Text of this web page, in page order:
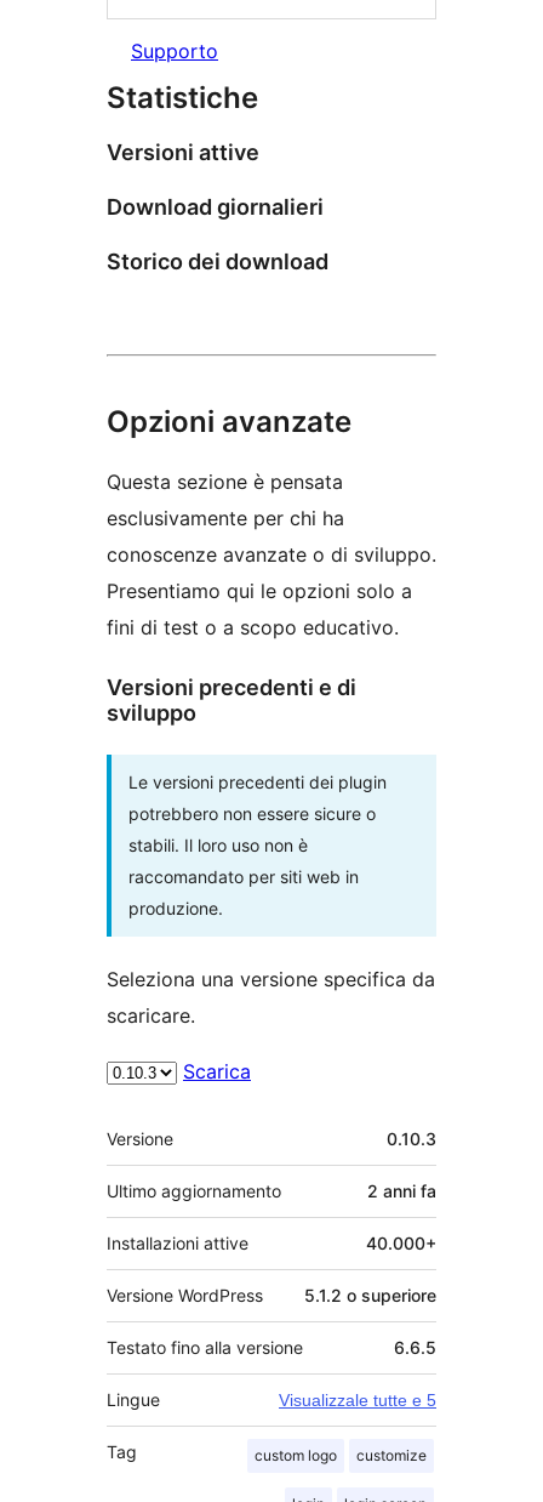
Supporto
Statistiche
Versioni attive
Download giornalieri
Storico dei download
Opzioni avanzate
Questa sezione è pensata
esclusivamente per chi ha
conoscenze avanzate o di sviluppo.
Presentiamo qui le opzioni solo a
fini di test o a scopo educativo.
Versioni precedenti e di
sviluppo
Le versioni precedenti dei plugin
potrebbero non essere sicure o
stabili. Il loro uso non è
raccomandato per siti web in
produzione.
Seleziona una versione specifica da
scaricare.
Scarica
Meta
Versione 0.10.3
Ultimo aggiornamento 2 anni fa
Installazioni attive 40.000+
Versione WordPress 5.1.2 o superiore
Testato fino alla versione 6.6.5
Lingue Visualizzale tutte e 5
Tag custom logo customize